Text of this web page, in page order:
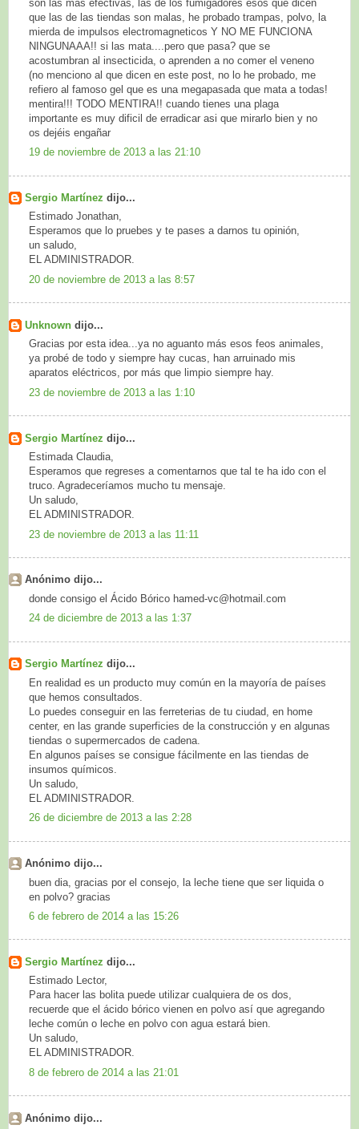
son las más efectivas, las de los fumigadores esos que dicen
que las de las tiendas son malas, he probado trampas, polvo, la
mierda de impulsos electromagneticos Y NO ME FUNCIONA
NINGUNAAA!! si las mata....pero que pasa? que se
acostumbran al insecticida, o aprenden a no comer el veneno
(no menciono al que dicen en este post, no lo he probado, me
refiero al famoso gel que es una megapasada que mata a todas!
mentira!!! TODO MENTIRA!! cuando tienes una plaga
importante es muy dificil de erradicar asi que mirarlo bien y no
os dejéis engañar
19 de noviembre de 2013 a las 21:10
Sergio Martínez dijo...
Estimado Jonathan,
Esperamos que lo pruebes y te pases a darnos tu opinión,
un saludo,
EL ADMINISTRADOR.
20 de noviembre de 2013 a las 8:57
Unknown dijo...
Gracias por esta idea...ya no aguanto más esos feos animales,
ya probé de todo y siempre hay cucas, han arruinado mis
aparatos eléctricos, por más que limpio siempre hay.
23 de noviembre de 2013 a las 1:10
Sergio Martínez dijo...
Estimada Claudia,
Esperamos que regreses a comentarnos que tal te ha ido con el
truco. Agradeceríamos mucho tu mensaje.
Un saludo,
EL ADMINISTRADOR.
23 de noviembre de 2013 a las 11:11
Anónimo dijo...
donde consigo el Ácido Bórico hamed-vc@hotmail.com
24 de diciembre de 2013 a las 1:37
Sergio Martínez dijo...
En realidad es un producto muy común en la mayoría de países
que hemos consultados.
Lo puedes conseguir en las ferreterias de tu ciudad, en home
center, en las grande superficies de la construcción y en algunas
tiendas o supermercados de cadena.
En algunos países se consigue fácilmente en las tiendas de
insumos químicos.
Un saludo,
EL ADMINISTRADOR.
26 de diciembre de 2013 a las 2:28
Anónimo dijo...
buen dia, gracias por el consejo, la leche tiene que ser liquida o
en polvo? gracias
6 de febrero de 2014 a las 15:26
Sergio Martínez dijo...
Estimado Lector,
Para hacer las bolita puede utilizar cualquiera de os dos,
recuerde que el ácido bórico vienen en polvo así que agregando
leche común o leche en polvo con agua estará bien.
Un saludo,
EL ADMINISTRADOR.
8 de febrero de 2014 a las 21:01
Anónimo dijo...